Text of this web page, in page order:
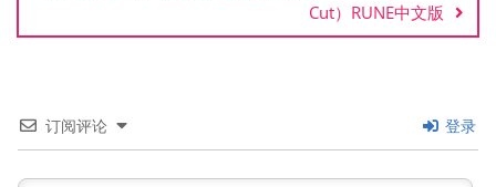
Cut）RUNE中文版
订阅评论 登录